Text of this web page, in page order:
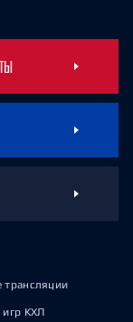
трансляции
игр КХЛ